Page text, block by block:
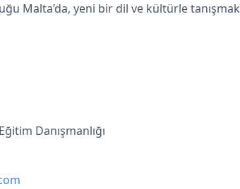
Malta’da, yeni bir dil ve kültürle tanışmak
Danışmanlığı